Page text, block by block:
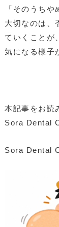
「そのうち
大切なのは、
ていくことが
気になる様子
本記事をお読
Sora Dental
Sora Dental